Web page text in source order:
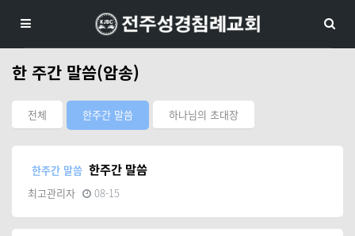
한 주간 말씀(암송)
전체 한주간 말씀 하나님의 초대장
한주간 말씀 한주간 말씀
최고관리자 08-15